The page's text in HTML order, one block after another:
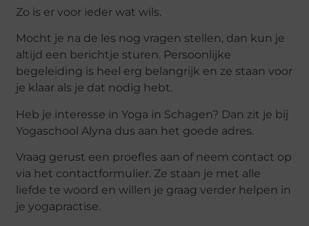
Zo is er voor ieder wat wils.
Mocht je na de les nog vragen stellen, dan kun je
altijd een berichtje sturen. Persoonlijke
begeleiding is heel erg belangrijk en ze staan voor
je klaar als je dat nodig hebt.
Heb je interesse in Yoga in Schagen? Dan zit je bij
Yogaschool Alyna dus aan het goede adres.
Vraag gerust een proefles aan of neem contact op
via het contactformulier. Ze staan je met alle
liefde te woord en willen je graag verder helpen in
je yogapractise.